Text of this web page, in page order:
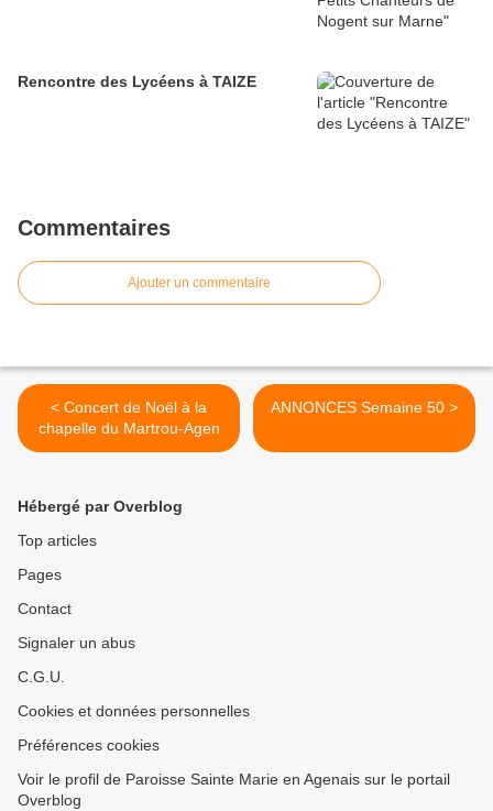
Rencontre des Lycéens à TAIZE
Commentaires
Ajouter un commentaire
< Concert de Noël à la
chapelle du Martrou-Agen
ANNONCES Semaine 50 >
Hébergé par Overblog
Top articles
Pages
Contact
Signaler un abus
C.G.U.
Cookies et données personnelles
Préférences cookies
Voir le profil de Paroisse Sainte Marie en Agenais sur le portail
Overblog